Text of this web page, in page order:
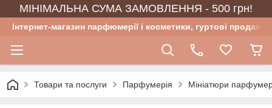
МІНІМАЛЬНА СУМА ЗАМОВЛЕННЯ - 500 грн!
Інтернет-магазин парфюмерії і косметики, гуртові продажі
Товари та послуги Парфумерія Мініатюри